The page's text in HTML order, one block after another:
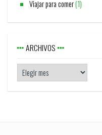
Viajar para comer(1)
ARCHIVOS